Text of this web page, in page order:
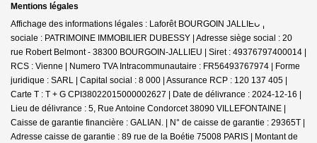
Mentions légales
Affichage des informations légales : Laforêt BOURGOIN JALLIEU | Raison
sociale : PATRIMOINE IMMOBILIER DUBESSY | Adresse siège social : 20
rue Robert Belmont - 38300 BOURGOIN-JALLIEU | Siret : 49376797400014 |
RCS : Vienne | Numero TVA Intracommunautaire : FR56493767974 | Forme
juridique : SARL | Capital social : 8 000 | Assurance RCP : 120 137 405 |
Carte T : T + G CPI38022015000002627 | Date de délivrance : 2024-12-16 |
Lieu de délivrance : 5, Rue Antoine Condorcet 38090 VILLEFONTAINE |
Caisse de garantie financière : GALIAN. | N° de caisse de garantie : 29365T |
Adresse caisse de garantie : 89 rue de la Boétie 75008 PARIS | Montant de